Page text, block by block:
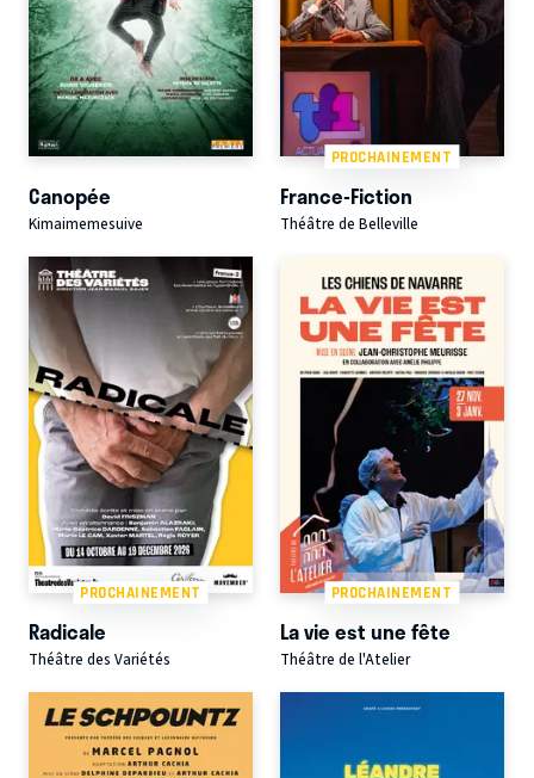
Canopée
Kimaimemesuive
PROCHAINEMENT
France-Fiction
Théâtre de Belleville
PROCHAINEMENT
Radicale
Théâtre des Variétés
PROCHAINEMENT
La vie est une fête
Théâtre de l'Atelier